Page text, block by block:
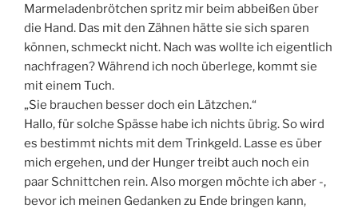
Marmeladenbrötchen spritz mir beim abbeißen über
die Hand. Das mit den Zähnen hätte sie sich sparen
können, schmeckt nicht. Nach was wollte ich eigentlich
nachfragen? Während ich noch überlege, kommt sie
mit einem Tuch.
„Sie brauchen besser doch ein Lätzchen.“
Hallo, für solche Spässe habe ich nichts übrig. So wird
es bestimmt nichts mit dem Trinkgeld. Lasse es über
mich ergehen, und der Hunger treibt auch noch ein
paar Schnittchen rein. Also morgen möchte ich aber -,
bevor ich meinen Gedanken zu Ende bringen kann,